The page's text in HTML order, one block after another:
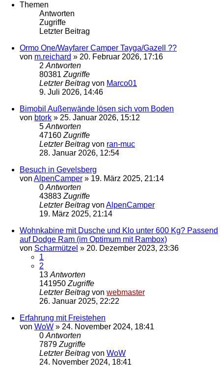
Themen
Antworten
Zugriffe
Letzter Beitrag
Ormo One/Wayfarer Camper Tayga/Gazell ??
von m.reichard » 20. Februar 2026, 17:16
2 Antworten
80381 Zugriffe
Letzter Beitrag von Marco01
9. Juli 2026, 14:46
Bimobil Außenwände lösen sich vom Boden
von btork » 25. Januar 2026, 15:12
5 Antworten
47160 Zugriffe
Letzter Beitrag von ran-muc
28. Januar 2026, 12:54
Besuch in Gevelsberg
von AlpenCamper » 19. März 2025, 21:14
0 Antworten
43883 Zugriffe
Letzter Beitrag von AlpenCamper
19. März 2025, 21:14
Wohnkabine mit Dusche und Klo unter 600 Kg? Passend
auf Dodge Ram (im Optimum mit Rambox)
von Scharmützel » 20. Dezember 2023, 23:36
1
2
13 Antworten
141950 Zugriffe
Letzter Beitrag von webmaster
26. Januar 2025, 22:22
Erfahrung mit Freistehen
von WoW » 24. November 2024, 18:41
0 Antworten
7879 Zugriffe
Letzter Beitrag von WoW
24. November 2024, 18:41